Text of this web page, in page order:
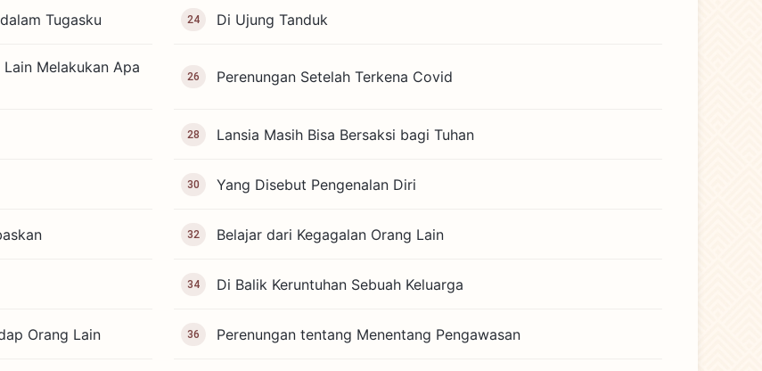
Tugasku 24 Di Ujung Tanduk
Melakukan Apa
26 Perenungan Setelah Terkena Covid
28 Lansia Masih Bisa Bersaksi bagi Tuhan
30 Yang Disebut Pengenalan Diri
32 Belajar dari Kegagalan Orang Lain
34 Di Balik Keruntuhan Sebuah Keluarga
Orang Lain 36 Perenungan tentang Menentang Pengawasan